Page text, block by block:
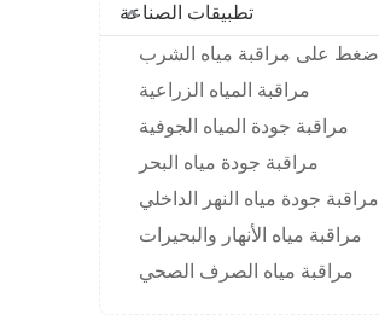
تطبيقات الصناعة
اضغط على مراقبة مياه الشرب
مراقبة المياه الزراعية
مراقبة جودة المياه الجوفية
مراقبة جودة مياه البحر
مراقبة جودة مياه النهر الداخلي
مراقبة مياه الأنهار والبحيرات
مراقبة مياه الصرف الصحي